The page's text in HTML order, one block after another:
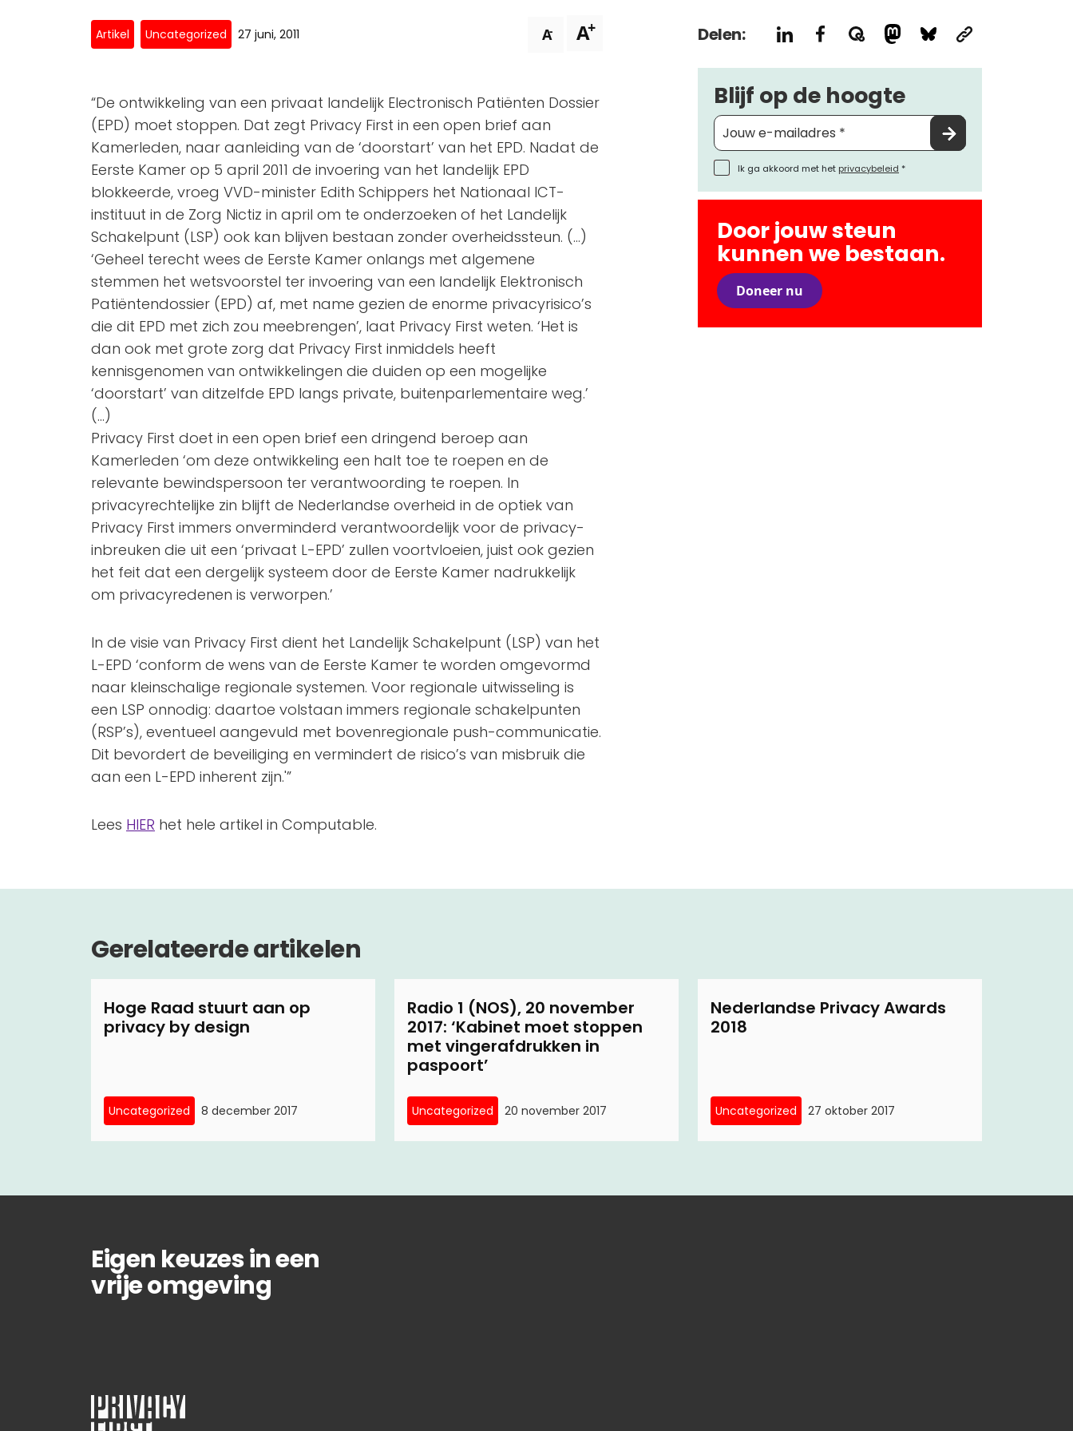
Artikel Uncategorized 27 juni, 2011 A- A+
“De ontwikkeling van een privaat landelijk Electronisch Patiënten Dossier
(EPD) moet stoppen. Dat zegt Privacy First in een open brief aan
Kamerleden, naar aanleiding van de ‘doorstart’ van het EPD. Nadat de
Eerste Kamer op 5 april 2011 de invoering van het landelijk EPD
blokkeerde, vroeg VVD-minister Edith Schippers het Nationaal ICT-
instituut in de Zorg Nictiz in april om te onderzoeken of het Landelijk
Schakelpunt (LSP) ook kan blijven bestaan zonder overheidssteun. (…)
‘Geheel terecht wees de Eerste Kamer onlangs met algemene
stemmen het wetsvoorstel ter invoering van een landelijk Elektronisch
Patiëntendossier (EPD) af, met name gezien de enorme privacyrisico’s
die dit EPD met zich zou meebrengen’, laat Privacy First weten. ‘Het is
dan ook met grote zorg dat Privacy First inmiddels heeft
kennisgenomen van ontwikkelingen die duiden op een mogelijke
‘doorstart’ van ditzelfde EPD langs private, buitenparlementaire weg.’
(…)
Privacy First doet in een open brief een dringend beroep aan
Kamerleden ‘om deze ontwikkeling een halt toe te roepen en de
relevante bewindspersoon ter verantwoording te roepen. In
privacyrechtelijke zin blijft de Nederlandse overheid in de optiek van
Privacy First immers onverminderd verantwoordelijk voor de privacy-
inbreuken die uit een ‘privaat L-EPD’ zullen voortvloeien, juist ook gezien
het feit dat een dergelijk systeem door de Eerste Kamer nadrukkelijk
om privacyredenen is verworpen.’
In de visie van Privacy First dient het Landelijk Schakelpunt (LSP) van het
L-EPD ‘conform de wens van de Eerste Kamer te worden omgevormd
naar kleinschalige regionale systemen. Voor regionale uitwisseling is
een LSP onnodig: daartoe volstaan immers regionale schakelpunten
(RSP’s), eventueel aangevuld met bovenregionale push-communicatie.
Dit bevordert de beveiliging en vermindert de risico’s van misbruik die
aan een L-EPD inherent zijn.'”
Lees HIER het hele artikel in Computable.
Delen:
Blijf op de hoogte
Ik ga akkoord met het privacybeleid *
Door jouw steun
kunnen we bestaan.
Doneer nu
Gerelateerde artikelen
Hoge Raad stuurt aan op
privacy by design
Uncategorized 8 december 2017
Radio 1 (NOS), 20 november
2017: ‘Kabinet moet stoppen
met vingerafdrukken in
paspoort’
Uncategorized 20 november 2017
Nederlandse Privacy Awards
2018
Uncategorized 27 oktober 2017
Eigen keuzes in een
vrije omgeving